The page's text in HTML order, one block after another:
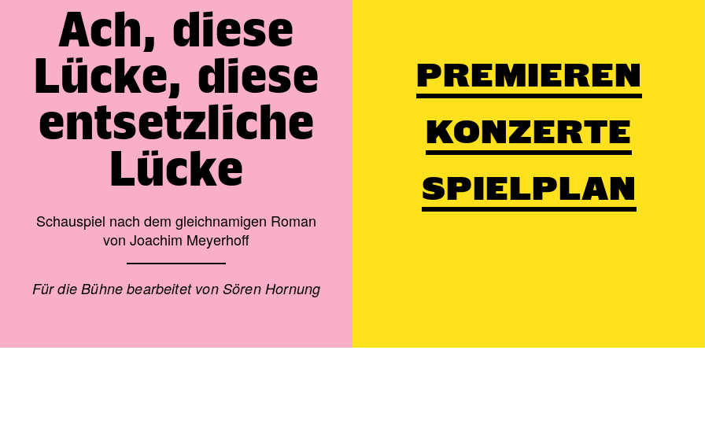
Ach, diese
Lücke, diese
entsetzliche
Lücke
Schauspiel nach dem gleichnamigen Roman
von Joachim Meyerhoff
Für die Bühne bearbeitet von Sören Hornung
PREMIEREN
KONZERTE
SPIELPLAN